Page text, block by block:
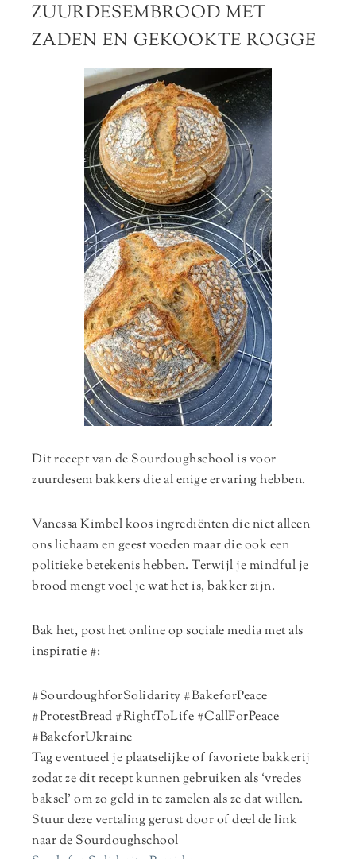
ZUURDESEMBROOD MET
ZADEN EN GEKOOKTE ROGGE
Dit recept van de Sourdoughschool is voor
zuurdesem bakkers die al enige ervaring hebben.
Vanessa Kimbel koos ingrediënten die niet alleen
ons lichaam en geest voeden maar die ook een
politieke betekenis hebben. Terwijl je mindful je
brood mengt voel je wat het is, bakker zijn.
Bak het, post het online op sociale media met als
inspiratie #:
#SourdoughforSolidarity #BakeforPeace
#ProtestBread #RightToLife #CallForPeace
#BakeforUkraine
Tag eventueel je plaatselijke of favoriete bakkerij
zodat ze dit recept kunnen gebruiken als ‘vredes
baksel’ om zo geld in te zamelen als ze dat willen.
Stuur deze vertaling gerust door of deel de link
naar de Sourdoughschool